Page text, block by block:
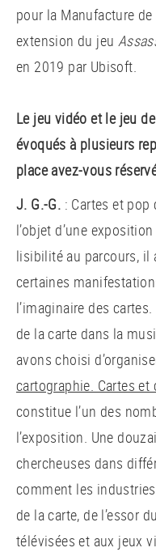
pour la Manufacture de
extension du jeu
en 2019 par Ubisoft.
Le jeu vidéo et le jeu
évoqués à plusieurs
place avez-vous
J. G.-G. : Cartes et
l’objet d’une
lisibilité au parcours, il
certaines
l’imaginaire des
de la carte dans la
avons choisi
cartographie. Cartes
constitue l’un des
l’exposition. Une
chercheuses dans
comment les
de la carte, de l’essor
télévisées et aux jeux